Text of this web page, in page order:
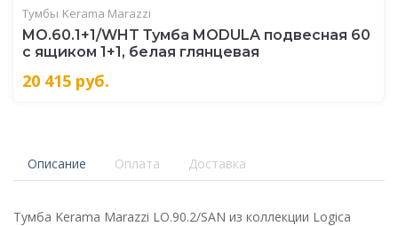
Тумбы Kerama Marazzi
MO.60.1+1/WHT Тумба MODULA подвесная 60
с ящиком 1+1, белая глянцевая
20 415 руб.
Описание Оплата Доставка
Тумба Kerama Marazzi LO.90.2/SAN из коллекции Logica